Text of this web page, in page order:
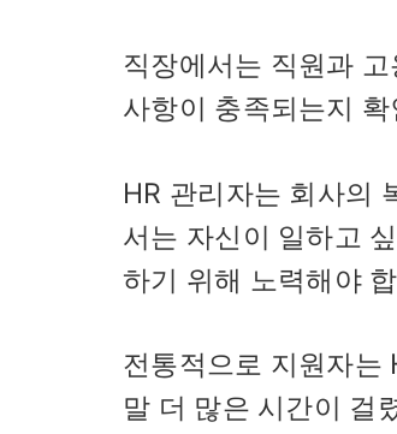
직장에서는 직원과
사항이 충족되는지
HR 관리자는 회사의
서는 자신이 일하고
하기 위해 노력해야
전통적으로 지원자는
말 더 많은 시간이 걸